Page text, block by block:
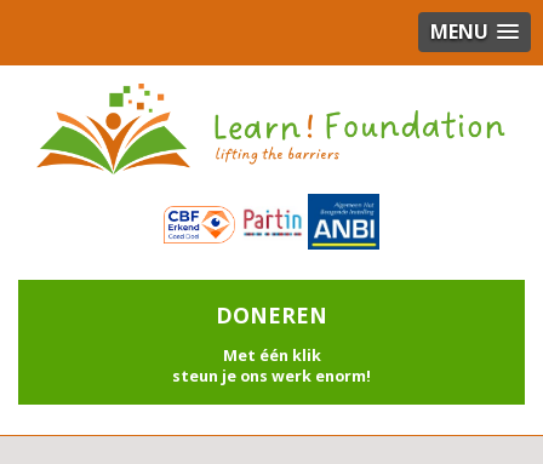
MENU
DONEREN
Met één klik
steun je ons werk enorm!